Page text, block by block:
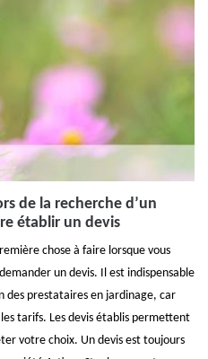
de la recherche d’un
établir un devis
chose à faire lorsque vous
un devis. Il est indispensable
des prestataires en jardinage, car
tarifs. Les devis établis permettent
votre choix. Un devis est toujours